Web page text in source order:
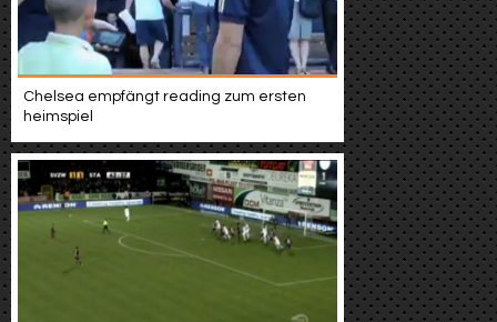
Chelsea empfängt reading zum ersten
heimspiel